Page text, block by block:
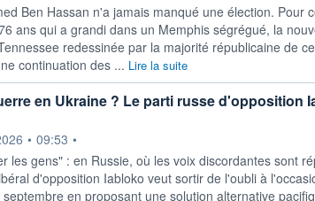
Ben Hassan n'a jamais manqué une élection. Pour
ans qui a grandi dans un Memphis ségrégué, la
redessinée par la majorité républicaine de
continuation des ... Lire la suite
en Ukraine ? Le parti russe d'opposition
par
• 09:53 •
les gens" : en Russie, où les voix discordantes sont
d'opposition Iabloko veut sortir de l'oubli à
septembre en proposant une solution alternative